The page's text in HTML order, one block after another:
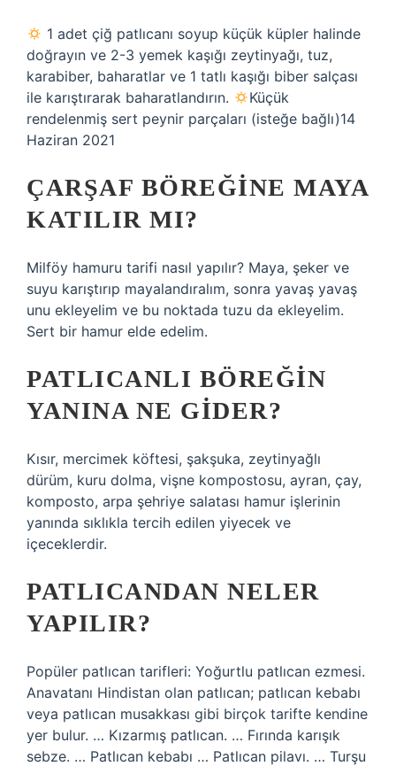
1 adet çiğ patlıcanı soyup küçük küpler halinde
doğrayın ve 2-3 yemek kaşığı zeytinyağı, tuz,
karabiber, baharatlar ve 1 tatlı kaşığı biber salçası
ile karıştırarak baharatlandırın.
Küçük
rendelenmiş sert peynir parçaları (isteğe bağlı)14
Haziran 2021
ÇARŞAF BÖREĞINE MAYA
KATILIR MI?
Milföy hamuru tarifi nasıl yapılır? Maya, şeker ve
suyu karıştırıp mayalandıralım, sonra yavaş yavaş
unu ekleyelim ve bu noktada tuzu da ekleyelim.
Sert bir hamur elde edelim.
PATLICANLI BÖREĞIN
YANINA NE GIDER?
Kısır, mercimek köftesi, şakşuka, zeytinyağlı
dürüm, kuru dolma, vişne kompostosu, ayran, çay,
komposto, arpa şehriye salatası hamur işlerinin
yanında sıklıkla tercih edilen yiyecek ve
içeceklerdir.
PATLICANDAN NELER
YAPILIR?
Popüler patlıcan tarifleri: Yoğurtlu patlıcan ezmesi.
Anavatanı Hindistan olan patlıcan; patlıcan kebabı
veya patlıcan musakkası gibi birçok tarifte kendine
yer bulur. … Kızarmış patlıcan. … Fırında karışık
sebze. … Patlıcan kebabı … Patlıcan pilavı. … Turşu